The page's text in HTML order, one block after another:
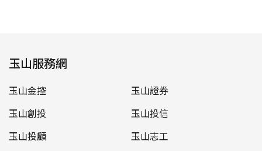
玉山服務網
玉山金控
玉山證券
玉山創投
玉山投信
玉山投顧
玉山志工